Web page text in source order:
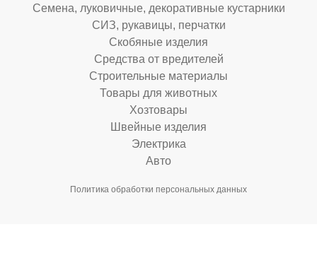
Семена, луковичные, декоративные кустарники
СИЗ, рукавицы, перчатки
Скобяные изделия
Средства от вредителей
Строительные материалы
Товары для животных
Хозтовары
Швейные изделия
Электрика
Авто
Политика обработки персональных данных